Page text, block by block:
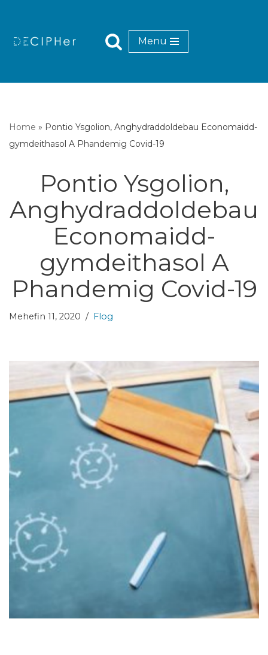
Menu
Home » Pontio Ysgolion, Anghydraddoldebau Economaidd-
gymdeithasol A Phandemig Covid-19
Pontio Ysgolion,
Anghydraddoldebau
Economaidd-
gymdeithasol A
Phandemig Covid-19
Mehefin 11, 2020 Flog